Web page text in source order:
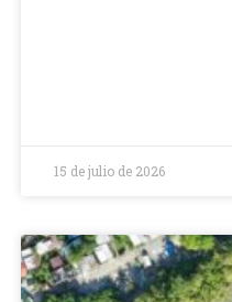
15 de julio de 2026